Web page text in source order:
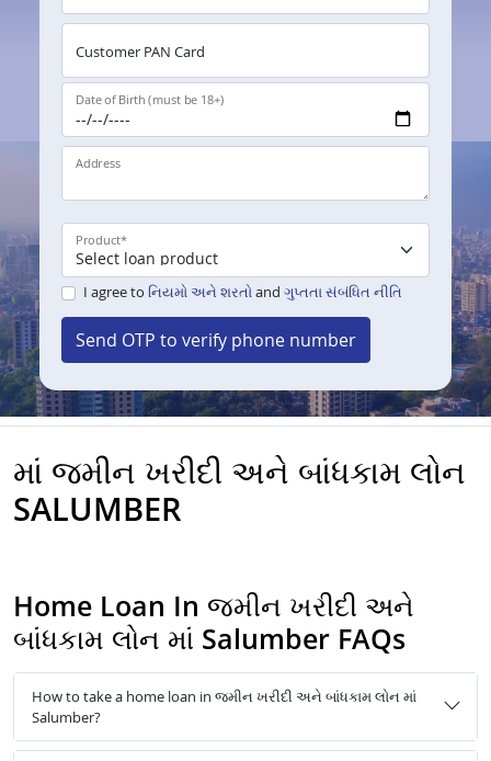
Customer PAN Card
Date of Birth (must be 18+)
Address
Product*
I agree to નિયમો અને શરતોand ગુપ્તતા સંબંધિત નીતિ
Send OTP to verify phone number
માં જમીન ખરીદી અને બાંધકામ લોન
SALUMBER
Home Loan In જમીન ખરીદી અને
બાંધકામ લોન માં Salumber FAQs
How to take a home loan in જમીન ખરીદી અને બાંધકામ લોન માં
Salumber?